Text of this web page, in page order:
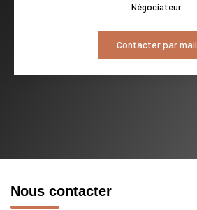
Négociateur
Contacter par mail
Nous contacter